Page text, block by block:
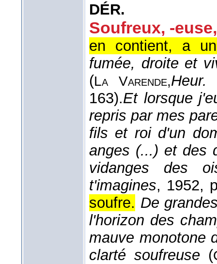
DÉR.
Soufreux, -euse,
en contient, a
fumée, droite et
(La Varende,Heur.
163).Et lorsque
repris par mes
fils et roi d'un
anges (...) et des
vidanges des
t'imagines, 1952,
soufre. De
l'horizon des
mauve monotone
clarté soufreuse (